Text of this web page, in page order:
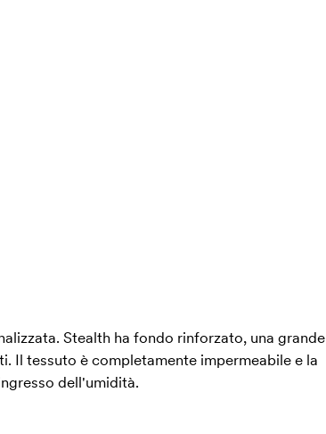
Stealth ha fondo rinforzato, una grande
Il tessuto è completamente impermeabile e la
dell'umidità.